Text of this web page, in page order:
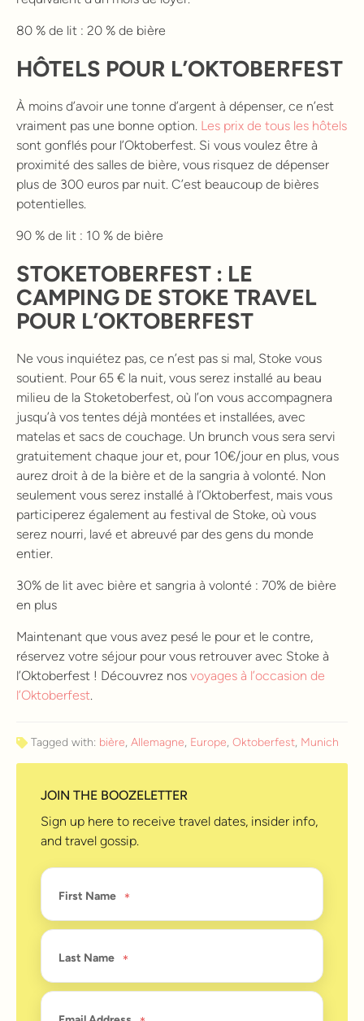
80 % de lit : 20 % de bière
HÔTELS POUR L’OKTOBERFEST
À moins d’avoir une tonne d’argent à dépenser, ce n’est
vraiment pas une bonne option. Les prix de tous les hôtels
sont gonflés pour l’Oktoberfest. Si vous voulez être à
proximité des salles de bière, vous risquez de dépenser
plus de 300 euros par nuit. C’est beaucoup de bières
potentielles.
90 % de lit : 10 % de bière
STOKETOBERFEST : LE
CAMPING DE STOKE TRAVEL
POUR L’OKTOBERFEST
Ne vous inquiétez pas, ce n’est pas si mal, Stoke vous
soutient. Pour 65 € la nuit, vous serez installé au beau
milieu de la Stoketoberfest, où l’on vous accompagnera
jusqu’à vos tentes déjà montées et installées, avec
matelas et sacs de couchage. Un brunch vous sera servi
gratuitement chaque jour et, pour 10€/jour en plus, vous
aurez droit à de la bière et de la sangria à volonté. Non
seulement vous serez installé à l’Oktoberfest, mais vous
participerez également au festival de Stoke, où vous
serez nourri, lavé et abreuvé par des gens du monde
entier.
30% de lit avec bière et sangria à volonté : 70% de bière
en plus
Maintenant que vous avez pesé le pour et le contre,
réservez votre séjour pour vous retrouver avec Stoke à
l’Oktoberfest ! Découvrez nos voyages à l’occasion de
l’Oktoberfest.
Tagged with: bière, Allemagne, Europe, Oktoberfest, Munich
JOIN THE BOOZELETTER
Sign up here to receive travel dates, insider info,
and travel gossip.
First Name
Last Name